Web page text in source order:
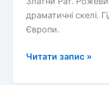
драматичні скелі.
Європи.
Читати запис »